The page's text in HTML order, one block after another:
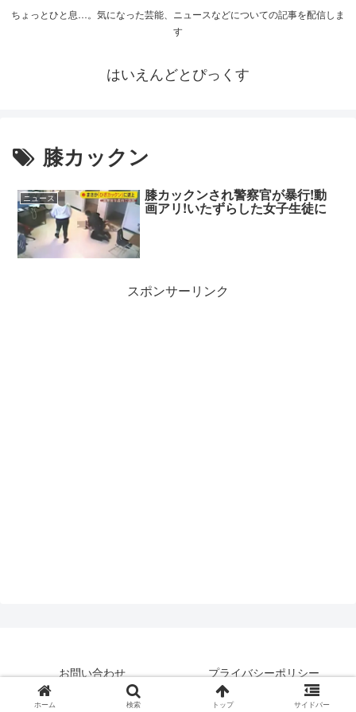
ちょっとひと息…。気になった芸能、ニュースなどについての記事を配信しま
す
はいえんどとぴっくす
膝カックン
ニュース 膝カックンされ警察官が暴行!動
画アリ!いたずらした女子生徒に
スポンサーリンク
お問い合わせ
プライバシーポリシー
© 2019 はいえんどとぴっくす.
ホーム 検索 トップ サイドバー